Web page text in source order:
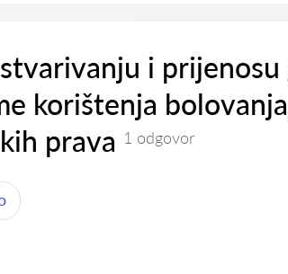
i prijenosu
korištenja
prava 1 odgovor